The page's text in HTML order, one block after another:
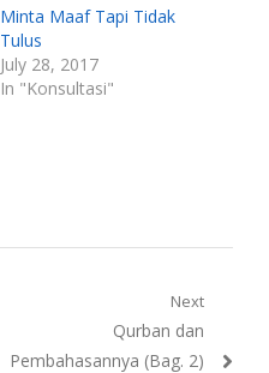
Minta Maaf Tapi Tidak
Tulus
July 28, 2017
In "Konsultasi"
Next
Next
post:
Qurban dan
Pembahasannya (Bag. 2)